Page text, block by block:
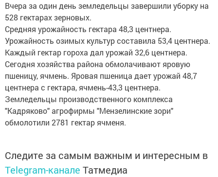
Вчера за один день земледельцы завершили уборку на
528 гектарах зерновых.
Средняя урожайность гектара 48,3 центнера.
Урожайность озимых культур составила 53,4 центнера.
Каждый гектар гороха дал урожай 32,6 центнера.
Сегодня хозяйства района обмолачивают яровую
пшеницу, ячмень. Яровая пшеница дает урожай 48,7
центнера с гектара, ячмень-43,3 центнера.
Земледельцы производственного комплекса
"Кадряково" агрофирмы "Мензелинские зори"
обмолотили 2781 гектар ячменя.
Следите за самым важным и интересным в
Telegram-канале Татмедиа